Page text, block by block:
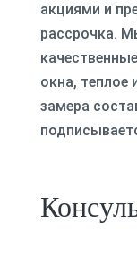
акциями и
рассрочка.
окна, теплое
замера